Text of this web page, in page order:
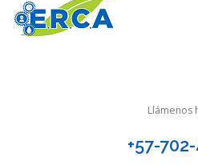
Llámenos
+57-